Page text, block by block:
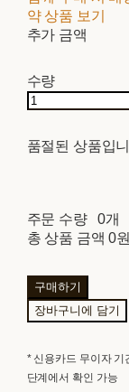
약 상품 보기
추가 금액
수량
품절된 상품입
주문 수량
0개
총 상품 금액 0원
구매하기
장바구니에 담기
* 신용카드 무이자 기
단계에서 확인 가능